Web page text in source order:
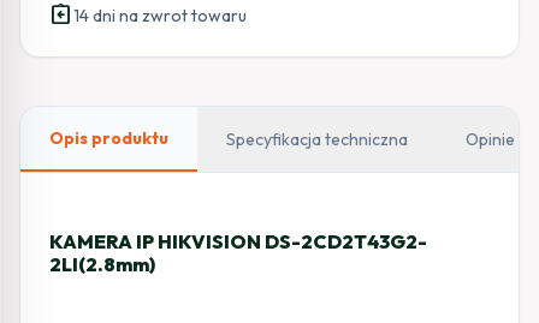
2LI(2.8mm)
assignment_return14 dni na zwrot towaru
Opis produktu Specyfikacja techniczna Opinie
KAMERA IP HIKVISION DS-2CD2T43G2-
2LI(2.8mm)